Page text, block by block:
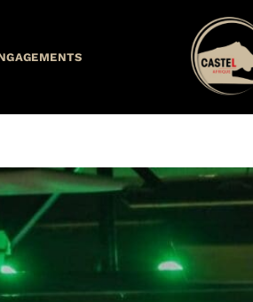
aux côtés des